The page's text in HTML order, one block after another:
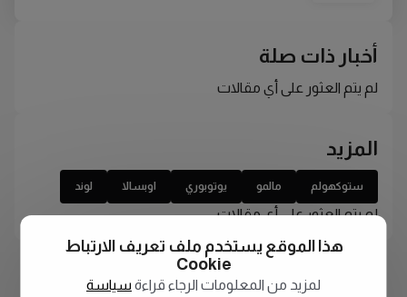
أخبار ذات صلة
لم يتم العثور على أي مقالات
المزيد
ستوكهولم مالمو يوتوبوري اوبسالا لوند
لم يتم العثور على أي مقالات
هذا الموقع يستخدم ملف تعريف الارتباط
Cookie
لمزيد من المعلومات الرجاء قراءة سياسة